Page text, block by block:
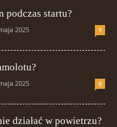
podczas startu?
2025 1
2025 0
działać w powietrzu?